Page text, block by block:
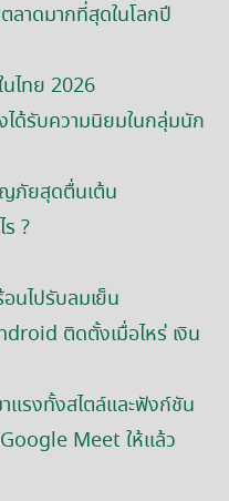
าดมากที่สุดในโลกปี
ไทย 2026
ได้รับความนิยมในกลุ่มนัก
ภัยสุดตื่นเต้น
?
นไปรับลมเย็น
ติดตั้งเมื่อไหร่ เงิน
แรงทั้งสไตล์และฟังก์ชัน
Meet ให้แล้ว